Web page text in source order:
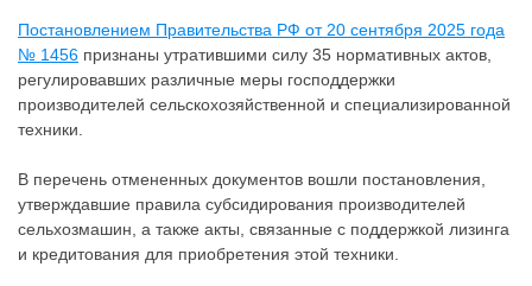
Постановлением Правительства РФ от 20 сентября 2025 года
№ 1456 признаны утратившими силу 35 нормативных актов,
регулировавших различные меры господдержки
производителей сельскохозяйственной и специализированной
техники.
В перечень отмененных документов вошли постановления,
утверждавшие правила субсидирования производителей
сельхозмашин, а также акты, связанные с поддержкой лизинга
и кредитования для приобретения этой техники.